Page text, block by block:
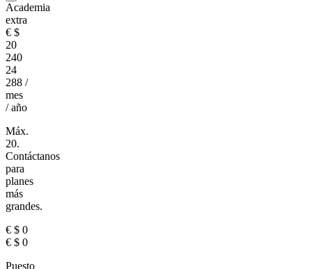
Academia
extra
€ $
20
240
24
288 /
mes
/ año
Máx.
20.
Contáctanos
para
planes
más
grandes.
€ $ 0
€ $ 0
Puesto